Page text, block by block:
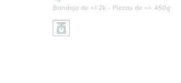
Bandeja de +/-2k - Piezas de +/- 450g